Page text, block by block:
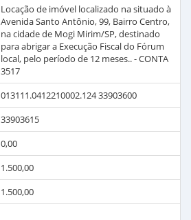
Locação de imóvel localizado na situado à
Avenida Santo Antônio, 99, Bairro Centro,
na cidade de Mogi Mirim/SP, destinado
para abrigar a Execução Fiscal do Fórum
local, pelo período de 12 meses.. - CONTA
3517
013111.0412210002.124 33903600
33903615
0,00
1.500,00
1.500,00